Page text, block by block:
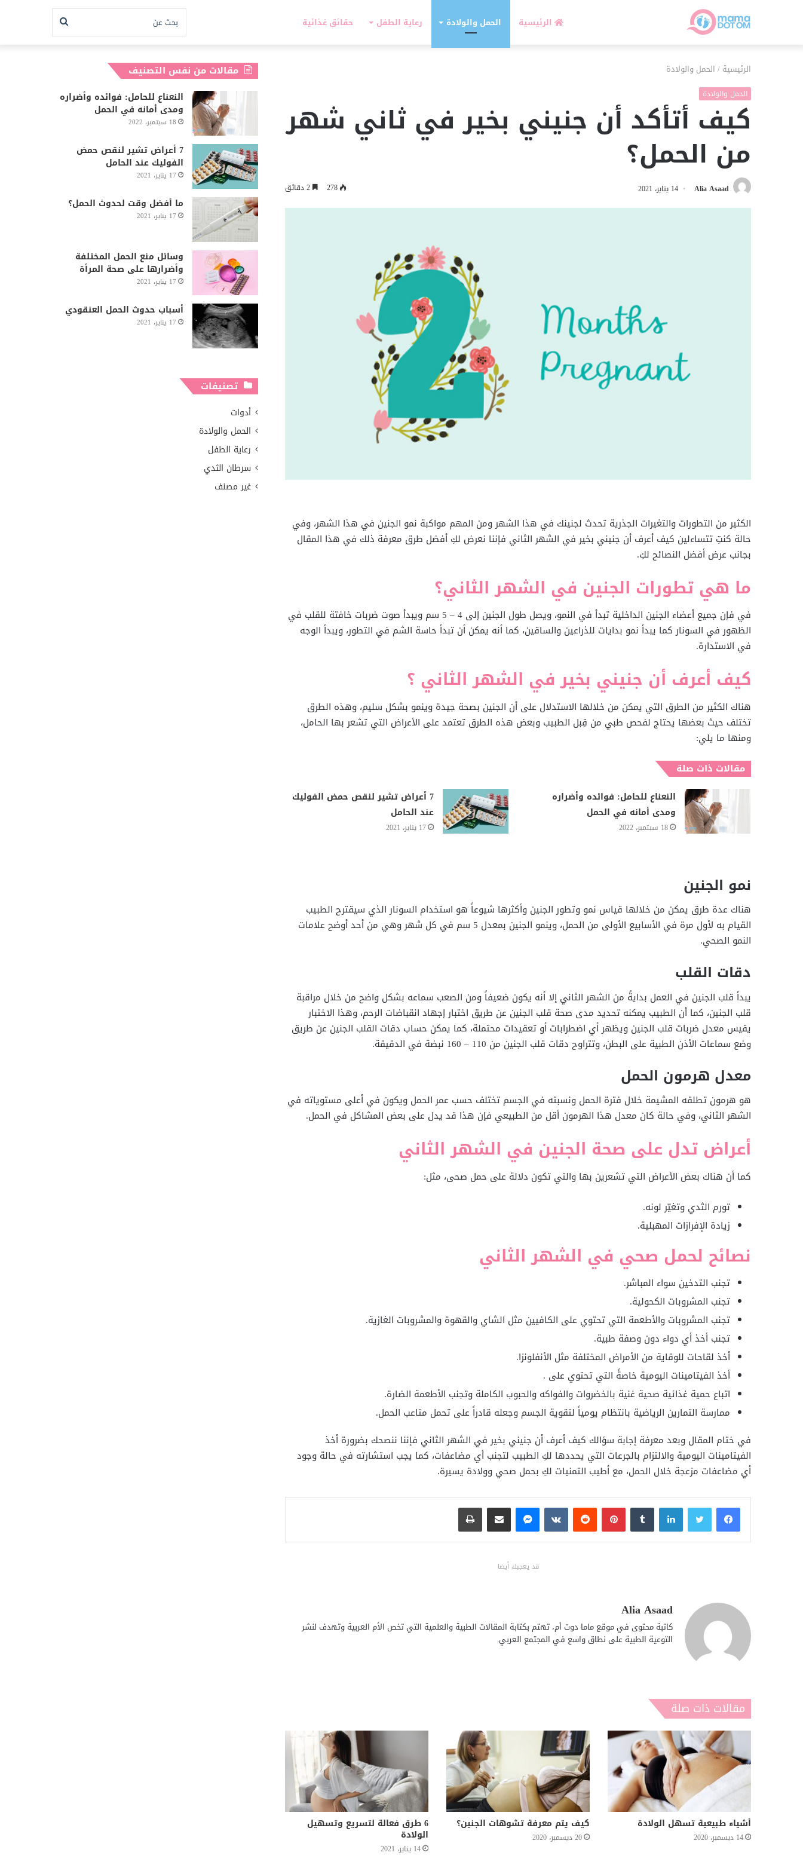
الرئيسية الحمل والولادة رعاية الطفل حقائق غذائية بحث
الرئيسية / الحمل والولادة
الحمل والولادة
كيف أتأكد أن جنيني بخير في ثاني شهر
من الحمل؟
Alia Asaad 14 يناير، 2021 278
الكثير من التطورات والتغيرات الجذرية تحدث لجنينك في هذا الشهر ومن المهم مواكبة نمو الجنين في هذا الشهر، وفي
حالة كنتِ تتساءلين كيف أعرف أن جنيني بخير في الشهر الثاني فإننا نعرض لكِ أفضل طرق معرفة ذلك في هذا المقال
بجانب عرض أفضل النصائح لكِ.
ما هي تطورات الجنين في الشهر الثاني؟
في فإن جميع أعضاء الجنين الداخلية تبدأ في النمو، ويصل طول الجنين إلى 4 – 5 سم ويبدأ صوت ضربات خافتة للقلب في
الظهور في السونار كما يبدأ نمو بدايات للذراعين والساقين، كما أنه يمكن أن تبدأ حاسة الشم في التطور، ويبدأ الوجه
في الاستدارة.
كيف أعرف أن جنيني بخير في الشهر الثاني ؟
هناك الكثير من الطرق التي يمكن من خلالها الاستدلال على أن الجنين بصحة جيدة وينمو بشكل سليم، وهذه الطرق
تختلف حيث بعضها يحتاج لفحص طبي من قِبل الطبيب وبعض هذه الطرق تعتمد على الأعراض التي تشعر بها الحامل،
ومنها ما يلي:
مقالات ذات صلة
النعناع للحامل: فوائده وأضراره
ومدى أمانه في الحمل
18 سبتمبر، 2022
7 أعراض تشير لنقص حمض الفوليك
عند الحامل
17 يناير، 2021
نمو الجنين
هناك عدة طرق يمكن من خلالها قياس نمو وتطور الجنين وأكثرها شيوعاً هو استخدام السونار الذي سيقترح الطبيب
القيام به لأول مرة في الأسابيع الأولى من الحمل، وينمو الجنين بمعدل 5 سم في كل شهر وهي من أحد أوضح علامات
النمو الصحي.
دقات القلب
يبدأ قلب الجنين في العمل بدايةً من الشهر الثاني إلا أنه يكون ضعيفاً ومن الصعب سماعه بشكل واضح من خلال مراقبة
قلب الجنين، كما أن الطبيب يمكنه تحديد مدى صحة قلب الجنين عن طريق اختبار إجهاد انقباضات الرحم، وهذا الاختبار
يقيس معدل ضربات قلب الجنين ويظهر أي اضطرابات أو تعقيدات محتملة، كما يمكن حساب دقات القلب الجنين عن طريق
وضع سماعات الأذن الطبية على البطن، وتتراوح دقات قلب الجنين من 110 – 160 نبضة في الدقيقة.
معدل هرمون الحمل
هو هرمون تطلقه المشيمة خلال فترة الحمل ونسبته في الجسم تختلف حسب عمر الحمل ويكون في أعلى مستوياته في
الشهر الثاني، وفي حالة كان معدل هذا الهرمون أقل من الطبيعي فإن هذا قد يدل على بعض المشاكل في الحمل.
أعراض تدل على صحة الجنين في الشهر الثاني
كما أن هناك بعض الأعراض التي تشعرين بها والتي تكون دلالة على حمل صحى، مثل:
تورم الثدي وتغيّر لونه.
زيادة الإفرازات المهبلية.
نصائح لحمل صحي في الشهر الثاني
تجنب التدخين سواء المباشر.
تجنب المشروبات الكحولية.
تجنب المشروبات والأطعمة التي تحتوي على الكافيين مثل الشاي والقهوة والمشروبات الغازية.
تجنب أخذ أي دواء دون وصفة طبية.
أخذ لقاحات للوقاية من الأمراض المختلفة مثل الأنفلونزا.
أخذ الفيتامينات اليومية خاصةً التي تحتوي على .
اتباع حمية غذائية صحية غنية بالخضروات والفواكه والحبوب الكاملة وتجنب الأطعمة الضارة.
ممارسة التمارين الرياضية بانتظام يومياً لتقوية الجسم وجعله قادراً على تحمل متاعب الحمل.
في ختام المقال وبعد معرفة إجابة سؤالك كيف أعرف أن جنيني بخير في الشهر الثاني فإننا ننصحك بضرورة أخذ
الفيتامينات اليومية والالتزام بالجرعات التي يحددها لكِ الطبيب لتجنب أي مضاعفات، كما يجب استشارته في حالة وجود
أي مضاعفات مزعجة خلال الحمل، مع أطيب التمنيات لكِ بحمل صحي وولادة يسيرة.
فيسبوكتويتر لينكدإن بينتيريست ماسنجر مشاركة عبر البريد طباعة
قد يعجبك أيضا
Alia Asaad
كاتبة محتوى في موقع ماما دوت أم، تهتم بكتابة المقالات الطبية والعلمية التي تخص الأم العربية وتهدف لنشر
التوعية الطبية على نطاق واسع في المجتمع العربي.
مقالات ذات صلة
أشياء طبيعية تسهل الولادة
14 ديسمبر، 2020
كيف يتم معرفة تشوهات الجنين؟
20 ديسمبر، 2020
6 طرق فعالة لتسريع وتسهيل
الولادة
14 يناير، 2021
مقالات من نفس التصنيف
النعناع للحامل: فوائده وأضراره
ومدى أمانه في الحمل
18 سبتمبر، 2022
7 أعراض تشير لنقص حمض
الفوليك عند الحامل
17 يناير، 2021
ما أفضل وقت لحدوث الحمل؟
17 يناير، 2021
وسائل منع الحمل المختلفة
وأضرارها على صحة المرأة
17 يناير، 2021
أسباب حدوث الحمل العنقودي
17 يناير، 2021
تصنيفات
أدوات
الحمل والولادة
رعاية الطفل
سرطان الثدي
غير مصنف